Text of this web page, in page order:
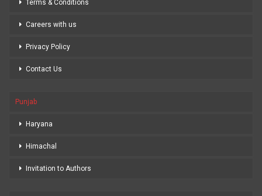
Terms & Conditions
Careers with us
Privacy Policy
Contact Us
Punjab
Haryana
Himachal
Invitation to Authors